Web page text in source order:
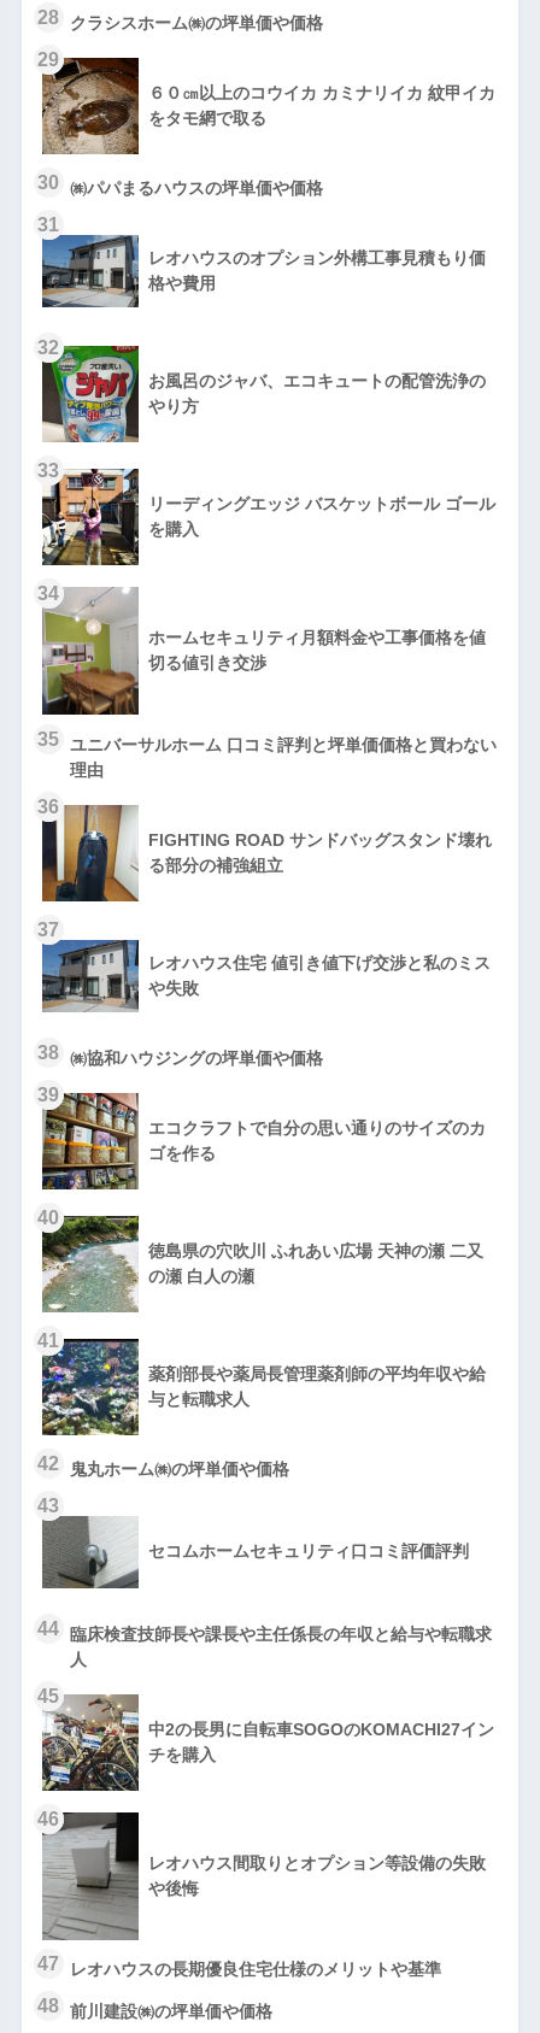
28 クラシスホーム㈱の坪単価や価格
29
６０㎝以上のコウイカ カミナリイカ 紋甲イカ
をタモ網で取る
30 ㈱パパまるハウスの坪単価や価格
31
レオハウスのオプション外構工事見積もり価
格や費用
32
お風呂のジャバ、エコキュートの配管洗浄の
やり方
33
リーディングエッジ バスケットボール ゴール
を購入
34
ホームセキュリティ月額料金や工事価格を値
切る値引き交渉
35 ユニバーサルホーム 口コミ評判と坪単価価格と買わない
理由
36
FIGHTING ROAD サンドバッグスタンド壊れ
る部分の補強組立
37
レオハウス住宅 値引き値下げ交渉と私のミス
や失敗
38 ㈱協和ハウジングの坪単価や価格
39
エコクラフトで自分の思い通りのサイズのカ
ゴを作る
40
徳島県の穴吹川 ふれあい広場 天神の瀬 二又
の瀬 白人の瀬
41
薬剤部長や薬局長管理薬剤師の平均年収や給
与と転職求人
42 鬼丸ホーム㈱の坪単価や価格
43
セコムホームセキュリティ口コミ評価評判
44
臨床検査技師長や課長や主任係長の年収と給与や転職求
人
45
中2の長男に自転車SOGOのKOMACHI27イン
チを購入
46
レオハウス間取りとオプション等設備の失敗
や後悔
47 レオハウスの長期優良住宅仕様のメリットや基準
48 前川建設㈱の坪単価や価格